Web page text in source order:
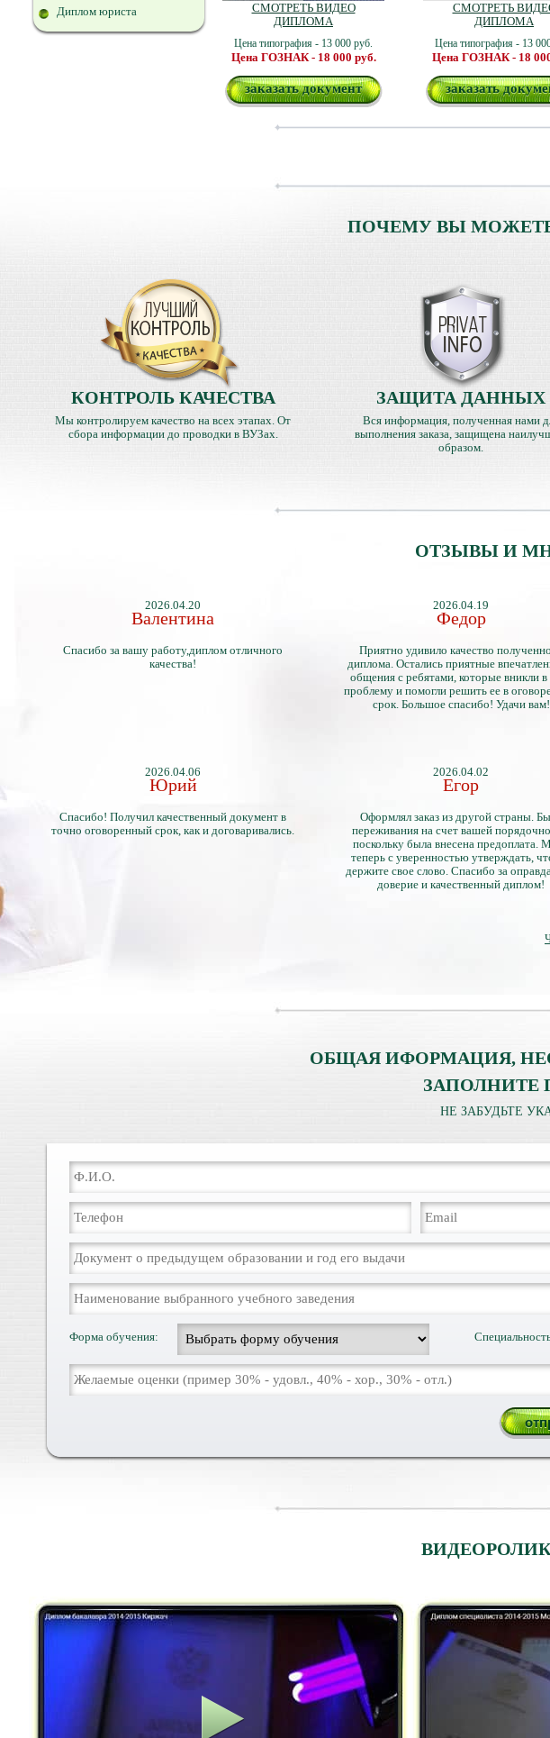
Диплом юриста
СМОТРЕТЬ ВИДЕО
ДИПЛОМА
Цена типография - 13 000 руб.
Цена ГОЗНАК - 18 000 руб.
заказать документ
СМОТРЕТЬ
ДИПЛОМА
Цена типография - 13
Цена ГОЗНАК - 18
заказать
ПОЧЕМУ ВЫ
КОНТРОЛЬ КАЧЕСТВА
Мы контролируем качество на всех этапах. От
сбора информации до проводки в ВУЗах.
ЗАЩИТА ДАННЫХ
Вся информация, полученная нами
выполнения заказа, защищена
образом.
ОТЗЫВЫ И
2026.04.20
Валентина
Спасибо за вашу работу,диплом отличного
качества!
2026.04.19
Федор
Приятно удивило качество
диплома. Остались приятные
общения с ребятами, которые вникли
проблему и помогли решить ее в
срок. Большое спасибо! Удачи вам!
2026.04.06
Юрий
Спасибо! Получил качественный документ в
точно оговоренный срок, как и договаривались.
2026.04.02
Егор
Оформлял заказ из другой страны.
переживания на счет вашей
поскольку была внесена предоплата.
теперь с уверенностью утверждать,
держите свое слово. Спасибо за
доверие и качественный диплом!
ОБЩАЯ ИФОРМАЦИЯ,
ЗАПОЛНИТЕ
НЕ ЗАБУДЬТЕ
Форма обучения: